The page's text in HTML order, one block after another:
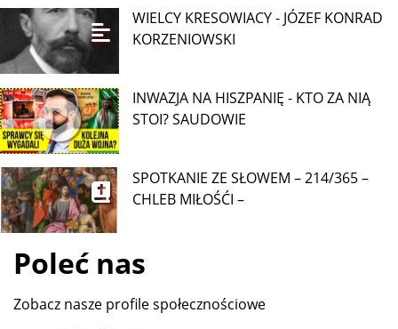
WIELCY KRESOWIACY - JÓZEF KONRAD
KORZENIOWSKI
INWAZJA NA HISZPANIĘ - KTO ZA NIĄ
STOI? SAUDOWIE
SPOTKANIE ZE SŁOWEM – 214/365 –
CHLEB MIŁOŚĆI –
Poleć nas
Zobacz nasze profile społecznościowe